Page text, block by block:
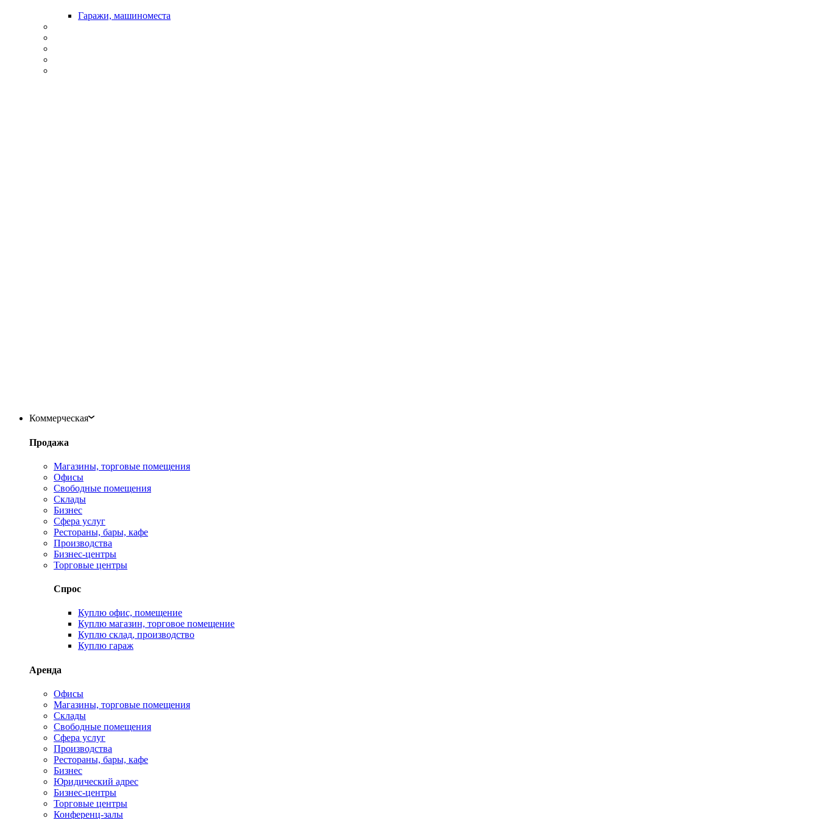
Гаражи, машиноместа
Коммерческая
Продажа
Магазины, торговые помещения
Офисы
Свободные помещения
Склады
Бизнес
Сфера услуг
Рестораны, бары, кафе
Производства
Бизнес-центры
Торговые центры
Спрос
Куплю офис, помещение
Куплю магазин, торговое помещение
Куплю склад, производство
Куплю гараж
Аренда
Офисы
Магазины, торговые помещения
Склады
Свободные помещения
Сфера услуг
Производства
Рестораны, бары, кафе
Бизнес
Юридический адрес
Бизнес-центры
Торговые центры
Конференц-залы